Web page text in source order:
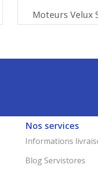
Moteurs Velux
Nos services
Informations
Blog Servistores